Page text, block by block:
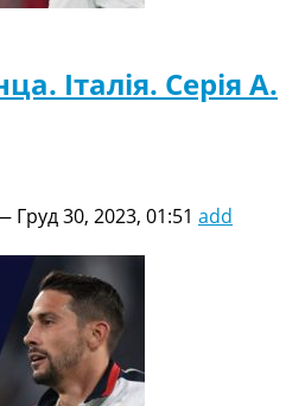
Італія. Серія A.
Груд 30, 2023, 01:51 add